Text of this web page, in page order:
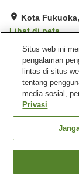
Kota
Lihat di peta
Hebat
Fasilitas
Spa / Salon
Mesin penjual
Beranda Jepang
DEL Style Fukuoka
Situs web ini
pengalaman
lintas di situs
tentang
media sosial,
Privasi